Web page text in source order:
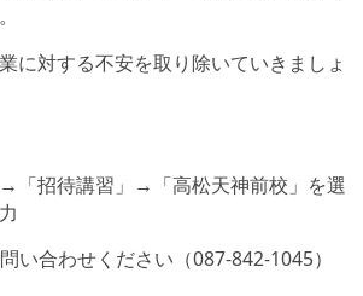
に対する不安を取り除いていきましょ
「招待講習」→「高松天神前校」を選
合わせください（087-842-1045）